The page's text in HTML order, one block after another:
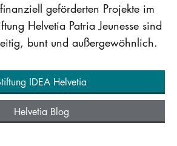
geförderten Projekte im
Helvetia Patria Jeunesse sind
bunt und außergewöhnlich.
IDEA Helvetia
Helvetia Blog